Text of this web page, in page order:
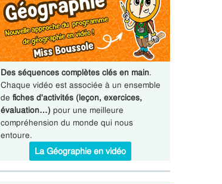
Des séquences complètes clés en main.
Chaque vidéo est associée à un ensemble
de fiches d'activités (leçon, exercices,
évaluation…) pour une meilleure
compréhension du monde qui nous
entoure.
La Géographie en vidéo